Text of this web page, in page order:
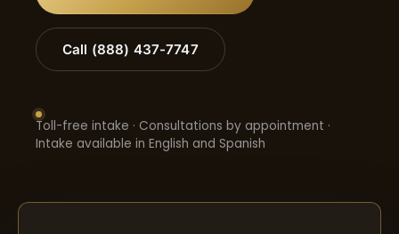
Call (888) 437-7747
Toll-free intake · Consultations by appointment ·
Intake available in English and Spanish